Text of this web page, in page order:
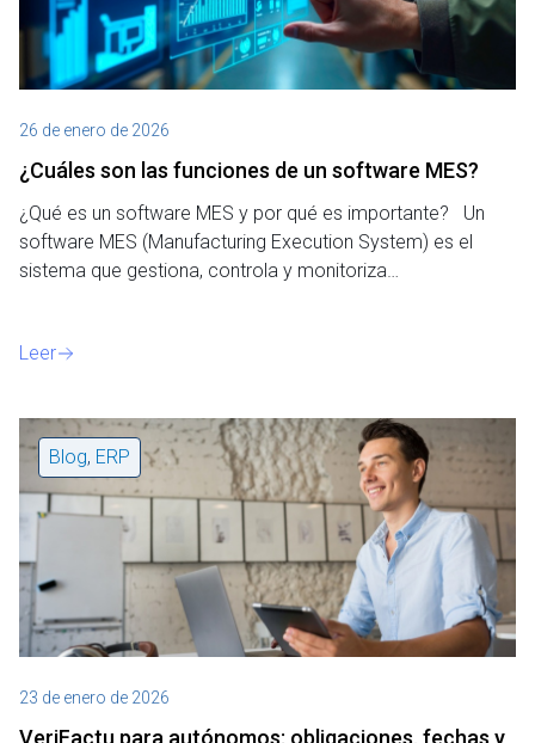
26 de enero de 2026
¿Cuáles son las funciones de un software MES?
¿Qué es un software MES y por qué es importante? Un
software MES (Manufacturing Execution System) es el
sistema que gestiona, controla y monitoriza…
Leer
Blog, ERP
23 de enero de 2026
VeriFactu para autónomos: obligaciones, fechas y